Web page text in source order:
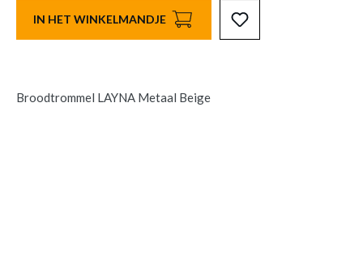
IN HET WINKELMANDJE
Broodtrommel LAYNA Metaal Beige